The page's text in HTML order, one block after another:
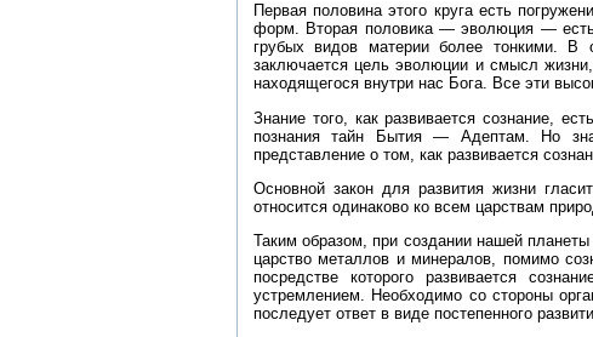
Первая половина этого круга есть
форм. Вторая половика — эволюция — есть
грубых видов материи более тонкими. В
заключается цель эволюции и смысл
находящегося внутри нас Бога. Все эти
Знание того, как развивается сознание,
познания тайн Бытия — Адептам. Но
представление о том, как развивается
Основной закон для развития жизни
относится одинаково ко всем царствам
Таким образом, при создании нашей
царство металлов и минералов, помимо
посредстве которого развивается
устремлением. Необходимо со стороны
последует ответ в виде постепенного